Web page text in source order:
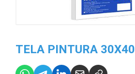
TELA PINTURA 30X40